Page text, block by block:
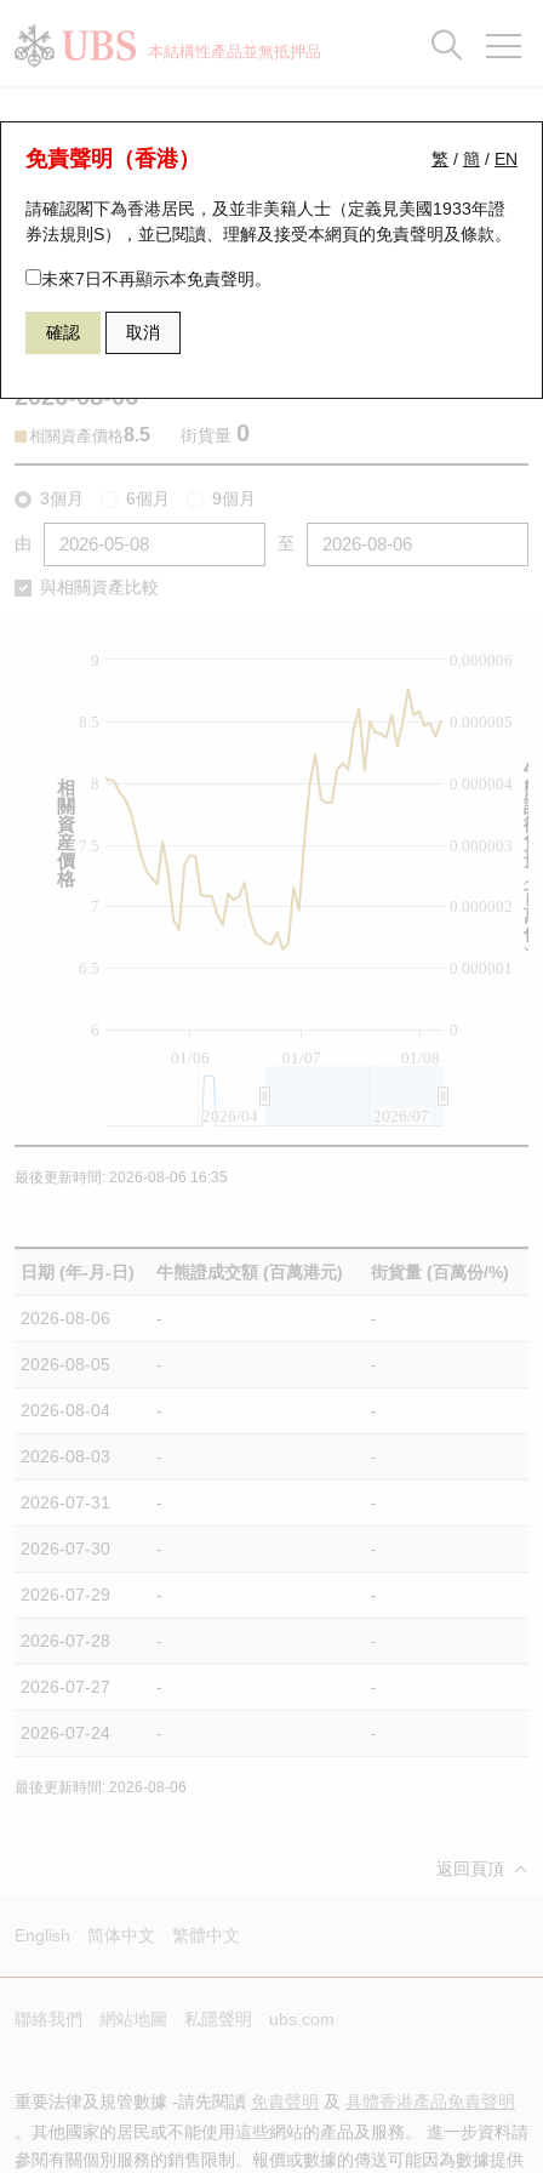
本結構性產品並無抵押品
繁 / 簡 / EN
免責聲明（香港）
請確認閣下為香港居民，及並非美籍人士（定義見美國1933年證
券法規則S），並已閱讀、理解及接受本網頁的免責聲明及條款。
未來7日不再顯示本免責聲明。
確認 取消
牛熊證分析儀
表現 街貨統計 比較
59419 瑞銀熊證 1093 石藥集團
2026-08-06
相關資產價格8.5 街貨量 0
3個月 6個月 9個月
由 至
與相關資產比較
01/07
01/06 01/08
0
0.000001
0.000002
0.000003
0.000004
0.000005
0.000006
8
6
6.5
7
7.5
8.5
9
2026/04 2026/07
牛
熊
證
街
貨
量
︵
百
萬
份
︶
相
關
資
産
價
格
最後更新時間: 2026-08-06 16:35
日期 (年-月-日) 牛熊證成交額 (百萬港元) 街貨量 (百萬份/%)
2026-08-06 - -
2026-08-05 - -
2026-08-04 - -
2026-08-03 - -
2026-07-31 - -
2026-07-30 - -
2026-07-29 - -
2026-07-28 - -
2026-07-27 - -
2026-07-24 - -
最後更新時間: 2026-08-06
返回頁頂
English 简体中文 繁體中文
聯絡我們 網站地圖 私隱聲明 ubs.com
重要法律及規管數據 -請先閱讀 免責聲明 及 具體香港產品免責聲明
。其他國家的居民或不能使用這些網站的產品及服務。 進一步資料請
參閱有關個別服務的銷售限制。報價或數據的傳送可能因為數據提供
瑞銀認股證一覽
新發行瑞銀認股證
即將到期認股證
認股證到期結算價查詢
認股證分析儀
認股證/牛熊證日誌
街貨統計
比較
牛熊全景快搜
牛熊證搜尋
牛熊證街貨分佈圖
正股牛熊證列表
新發行瑞銀牛熊證
牛熊證到期結算價查詢
牛熊證文件及公告 (瑞信)
街貨統計
比較
十大升幅/跌幅
十大認股證成交分佈
十天股證佔大市成交
資金流
街貨統計
正股分析儀
二十大活躍股份
恒指成份股
國指成份股
科指成份股
中資ETFs溢價比較
收市競價變化
持股比重
顯示所有持股比重
每月輪證大市專題
輪證專欄
講座及教育短片
認股證投資者教育
牛熊證投資者教育